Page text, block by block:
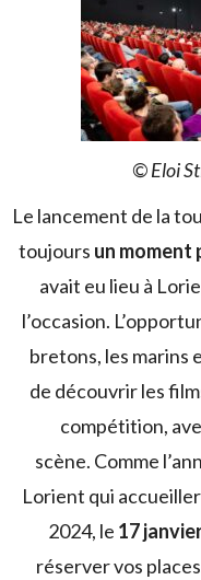
© Eloi
Le lancement de la
toujours un moment
avait eu lieu à
l’occasion.
bretons, les marins
de découvrir les
compétition,
scène. Comme
Lorient qui
2024, le 17
réserver vos